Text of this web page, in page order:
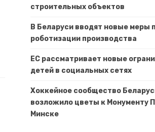
строительных объектов
В Беларуси вводят новые меры
роботизации производства
ЕС рассматривает новые
детей в социальных сетях
Хоккейное сообщество
возложило цветы к Монументу
Минске